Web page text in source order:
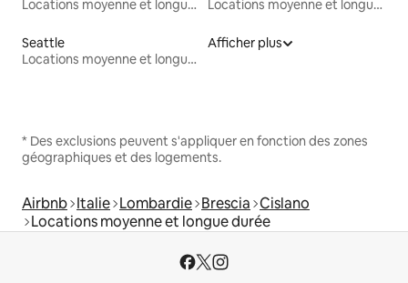
Locations moyenne et longue durée Locations moyenne et longue durée
Seattle
Locations moyenne et longue durée
Afficher plus
* Des exclusions peuvent s'appliquer en fonction des zones
géographiques et des logements.
Airbnb Italie Lombardie Brescia Cislano
Locations moyenne et longue durée